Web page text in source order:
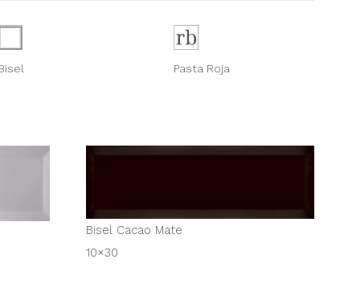
Pasta Roja
Bisel Cacao Mate
10×30